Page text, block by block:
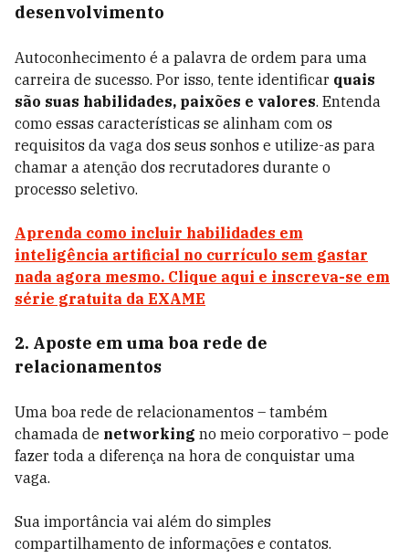
desenvolvimento
Autoconhecimento é a palavra de ordem para uma
carreira de sucesso. Por isso, tente identificar quais
são suas habilidades, paixões e valores. Entenda
como essas características se alinham com os
requisitos da vaga dos seus sonhos e utilize-as para
chamar a atenção dos recrutadores durante o
processo seletivo.
Aprenda como incluir habilidades em
inteligência artificial no currículo sem gastar
nada agora mesmo. Clique aqui e inscreva-se em
série gratuita da EXAME
2. Aposte em uma boa rede de
relacionamentos
Uma boa rede de relacionamentos – também
chamada de networking no meio corporativo – pode
fazer toda a diferença na hora de conquistar uma
vaga.
Sua importância vai além do simples
compartilhamento de informações e contatos.